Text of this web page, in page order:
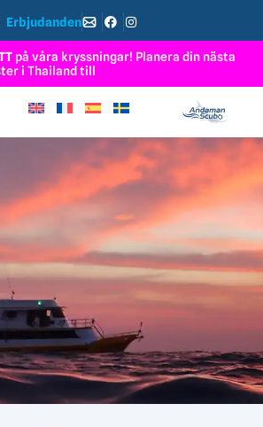
Erbjudanden
på våra kryssningar! Planera din nästa
i Thailand till